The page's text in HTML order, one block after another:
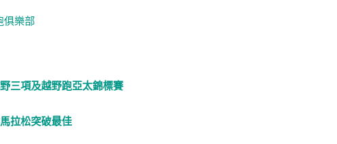
俱樂部
三項及越野跑亞太錦標賽
拉松突破最佳